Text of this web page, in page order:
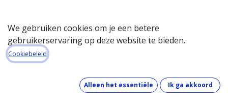
Startpagina
Over de databank
Wat kost de databank?
Hoe werkt de databank?
We gebruiken cookies om je een betere
gebruikerservaring op deze website te bieden.
Cookiebeleid
Alleen het essentiële Ik ga akkoord